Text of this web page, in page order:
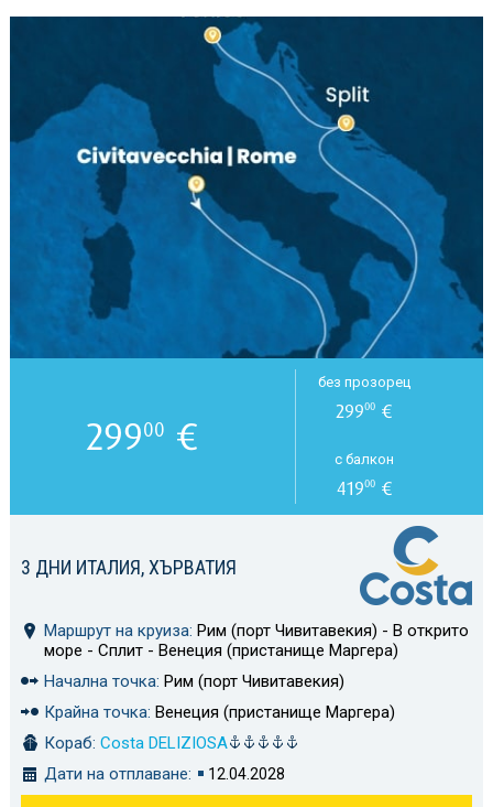
3 ДНИ ИТАЛИЯ, ХЪРВАТИЯ
Маршрут на круиза: Рим (порт Чивитавекия) - В открито
море - Сплит - Венеция (пристанище Маргера)
Начална точка: Рим (порт Чивитавекия)
Крайна точка: Венеция (пристанище Маргера)
Кораб: Costa DELIZIOSA
Дати на отплаване:
12.04.2028
29900 €
без прозорец
29900 €
с балкон
41900€